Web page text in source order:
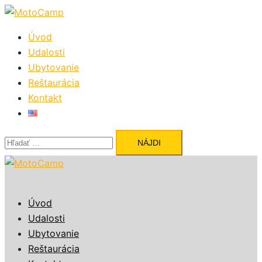
Preskočiť
obsahÚvod
Udalosti
Ubytovanie
Reštaurácia
Kontakt
Hľadať:
Úvod
Udalosti
Ubytovanie
Reštaurácia